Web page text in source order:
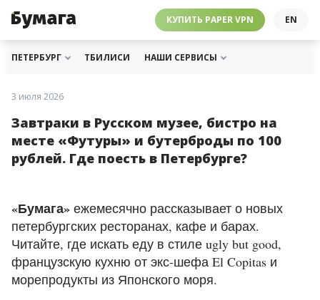
КУПИТЬ PAPER VPN EN
РАССЫЛКИ
МЫ В ИНСТАГРАМЕ
ПОДДЕРЖАТЬ «БУМАГУ»
ПЕТЕРБУРГ ТБИЛИСИ НАШИ СЕРВИСЫ
ЧЕБУРНЕТ
⛔️ ГАЙД ПРО ЧЕБУРНЕТ
МЫ В ТЕЛЕГРАМЕ
PAPER VPN
3 июля 2026
Завтраки в Русском музее, бистро на
месте «Футуры» и бутерброды по 100
рублей. Где поесть в Петербурге?
«Бумага» ежемесячно рассказывает о новых
петербургских ресторанах, кафе и барах.
Читайте, где искать еду в стиле ugly but good,
французскую кухню от экс-шефа El Copitas и
морепродукты из Японского моря.